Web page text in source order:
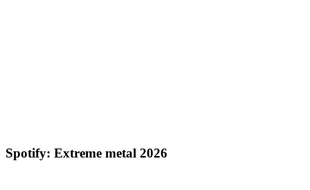
Spotify: Extreme metal 2026